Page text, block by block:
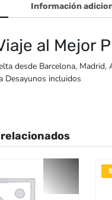
Información
al Mejor
desde Barcelona,
Desayunos incluidos